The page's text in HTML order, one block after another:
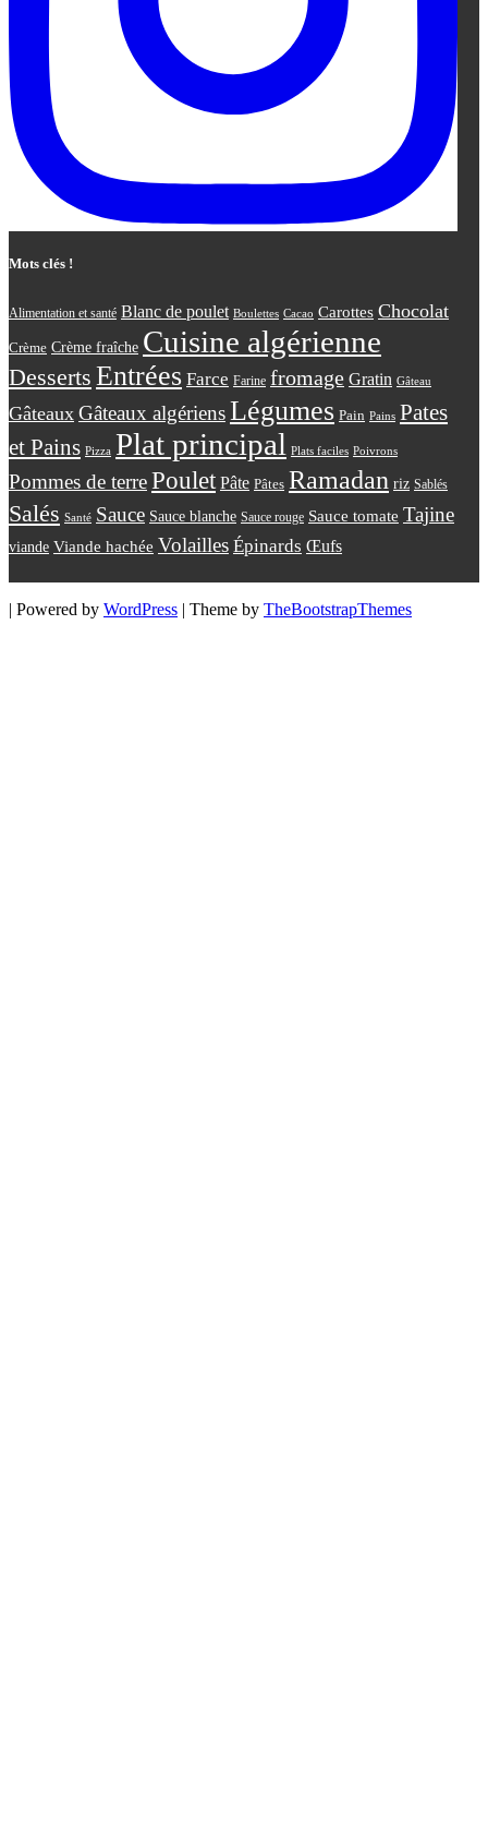
Mots clés !
Alimentation et santé Blanc de poulet Boulettes Cacao Carottes Chocolat
Crème Crème fraîche Cuisine algérienne
Desserts Entrées Farce Farine fromage Gratin Gâteau
Gâteaux Gâteaux algériensLégumes Pain Pains Pates
et Pains Pizza Plat principal Plats faciles Poivrons
Pommes de terrePoulet Pâte Pâtes Ramadan riz Sablés
Salés Santé Sauce Sauce blanche Sauce rouge Sauce tomate Tajine
viande Viande hachée Volailles Épinards Œufs
| Powered by WordPress | Theme by TheBootstrapThemes